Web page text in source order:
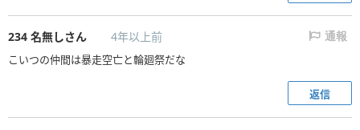
234 名無しさん 4年以上前 通報
こいつの仲間は暴走空亡と輪廻祭だな
返信